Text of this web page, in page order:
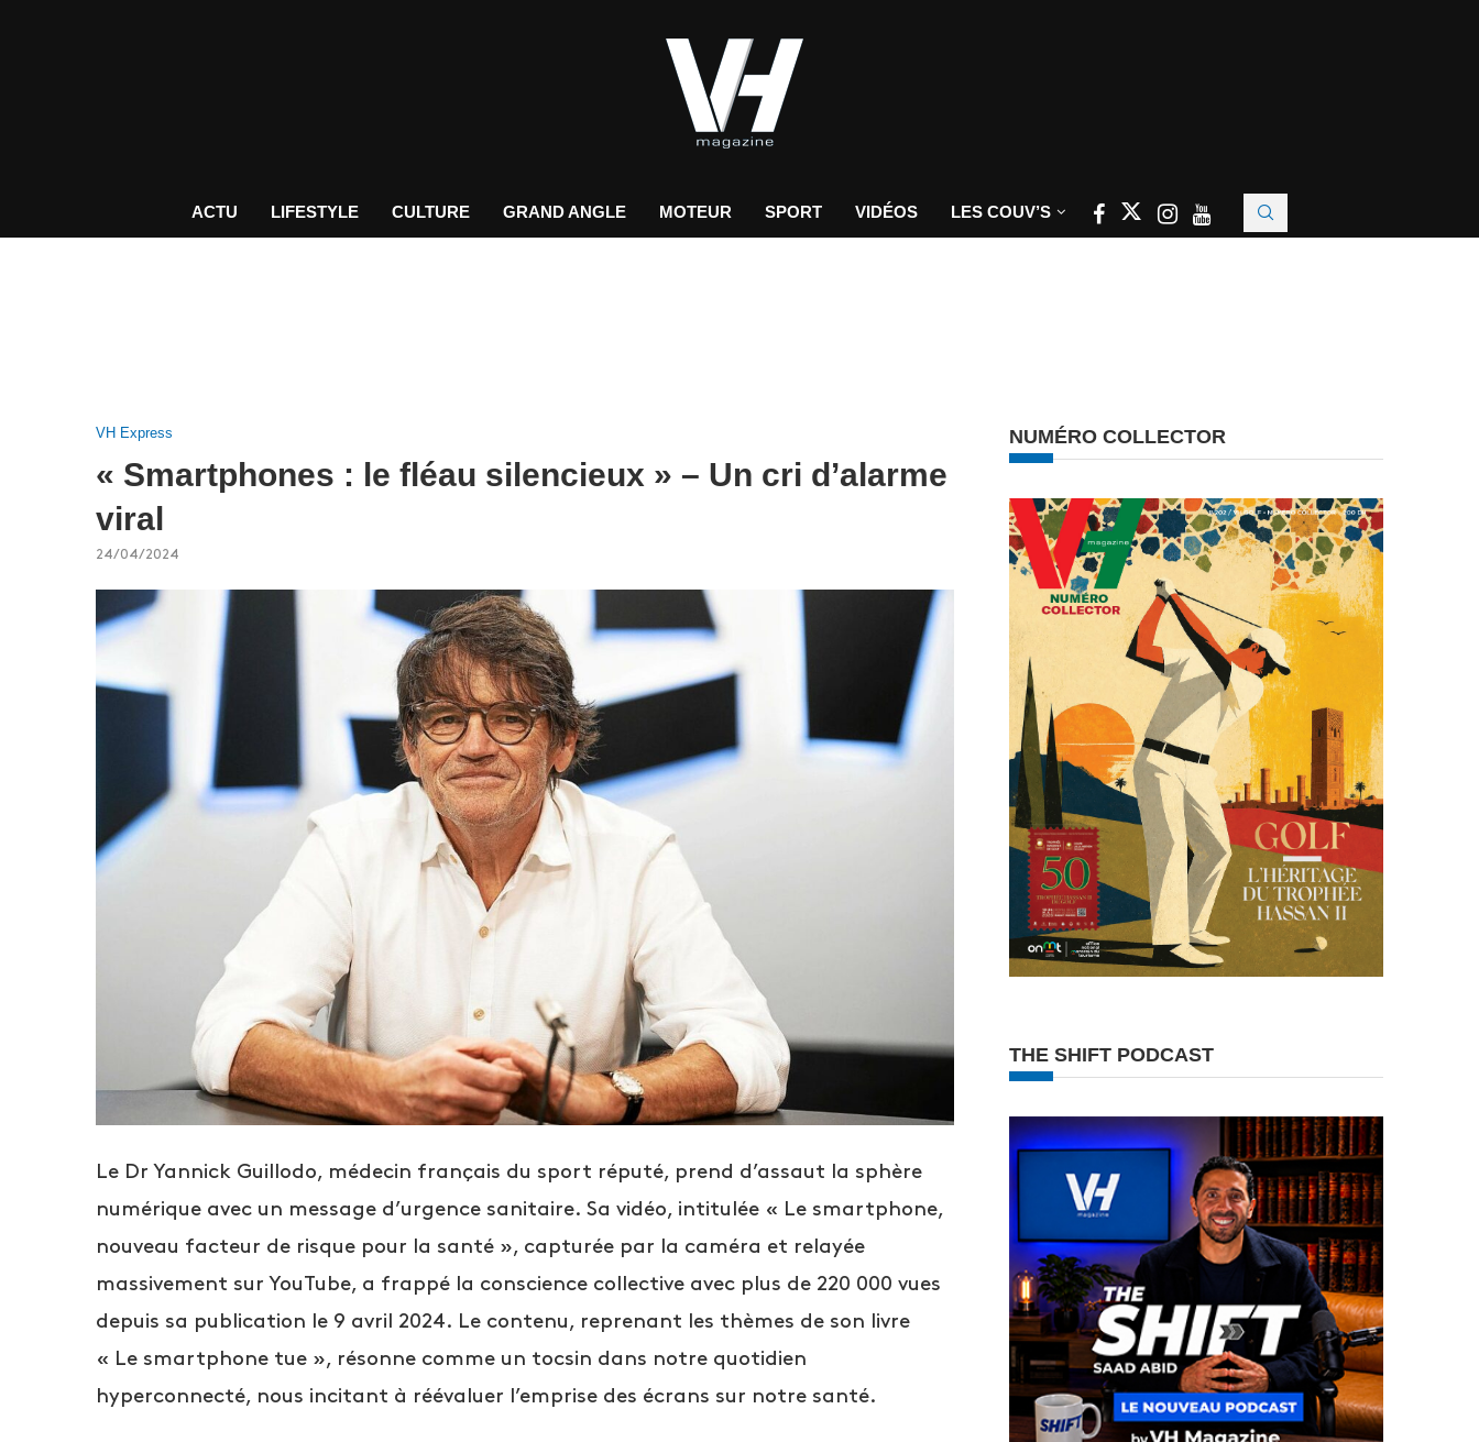
ACTU LIFESTYLE CULTURE GRAND ANGLE MOTEUR SPORT VIDÉOS LES COUV’S
VH Express
« Smartphones : le fléau silencieux » – Un cri d’alarme
viral
24/04/2024
Le Dr Yannick Guillodo, médecin français du sport réputé, prend d’assaut la sphère
numérique avec un message d’urgence sanitaire. Sa vidéo, intitulée « Le smartphone,
nouveau facteur de risque pour la santé », capturée par la caméra et relayée
massivement sur YouTube, a frappé la conscience collective avec plus de 220 000 vues
depuis sa publication le 9 avril 2024. Le contenu, reprenant les thèmes de son livre
« Le smartphone tue », résonne comme un tocsin dans notre quotidien
hyperconnecté, nous incitant à réévaluer l’emprise des écrans sur notre santé.
NUMÉRO COLLECTOR
THE SHIFT PODCAST